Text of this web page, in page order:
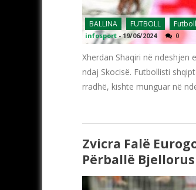
BALLINA FUTBOLL
infosport -19/06/2024 0
Xherdan Shaqiri në
ndaj Skocisë. Futbollisti
rradhë, kishte munguar në
Zvicra Falë
Përballë